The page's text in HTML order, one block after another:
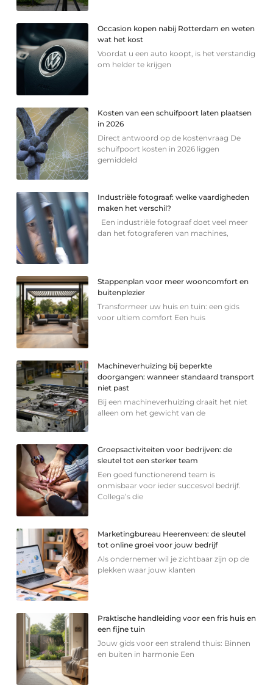
Occasion kopen nabij Rotterdam en weten
wat het kost
Voordat u een auto koopt, is het verstandig
om helder te krijgen
Kosten van een schuifpoort laten plaatsen
in 2026
Direct antwoord op de kostenvraag De
schuifpoort kosten in 2026 liggen
gemiddeld
Industriële fotograaf: welke vaardigheden
maken het verschil?
Een industriële fotograaf doet veel meer
dan het fotograferen van machines,
Stappenplan voor meer wooncomfort en
buitenplezier
Transformeer uw huis en tuin: een gids
voor ultiem comfort Een huis
Machineverhuizing bij beperkte
doorgangen: wanneer standaard transport
niet past
Bij een machineverhuizing draait het niet
alleen om het gewicht van de
Groepsactiviteiten voor bedrijven: de
sleutel tot een sterker team
Een goed functionerend team is
onmisbaar voor ieder succesvol bedrijf.
Collega’s die
Marketingbureau Heerenveen: de sleutel
tot online groei voor jouw bedrijf
Als ondernemer wil je zichtbaar zijn op de
plekken waar jouw klanten
Praktische handleiding voor een fris huis en
een fijne tuin
Jouw gids voor een stralend thuis: Binnen
en buiten in harmonie Een